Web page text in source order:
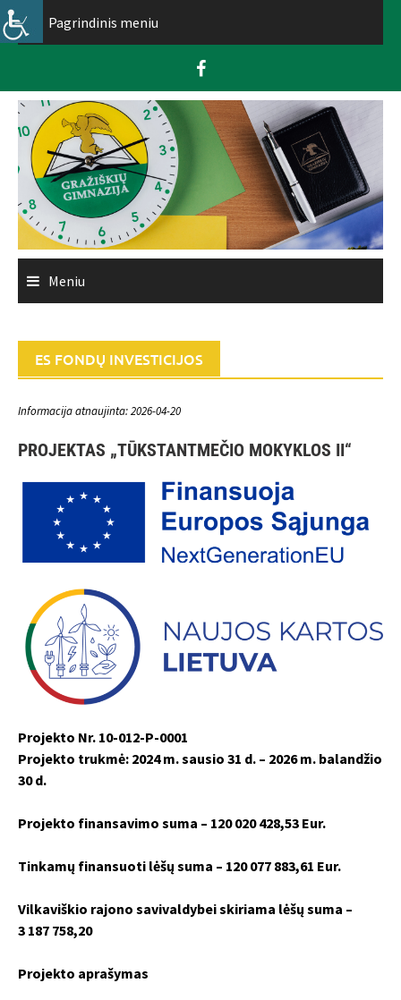
Skip
to
Pagrindinis meniu
Meniu
ES FONDŲ INVESTICIJOS
Informacija atnaujinta: 2026-04-20
PROJEKTAS „TŪKSTANTMEČIO MOKYKLOS II“
Projekto Nr. 10-012-P-0001
Projekto trukmė: 2024 m. sausio 31 d. – 2026 m. balandžio
30 d.
Projekto finansavimo suma – 120 020 428,53 Eur.
Tinkamų finansuoti lėšų suma – 120 077 883,61 Eur.
Vilkaviškio rajono savivaldybei skiriama lėšų suma –
3 187 758,20
Projekto aprašymas